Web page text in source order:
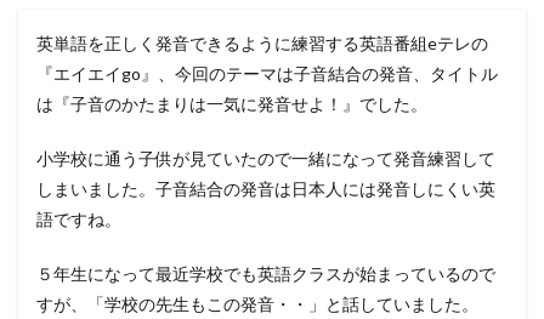
英単語を正しく発音できるように練習する英語番組eテレの
『エイエイgo』、今回のテーマは子音結合の発音、タイトル
は『子音のかたまりは一気に発音せよ！』でした。
小学校に通う子供が見ていたので一緒になって発音練習して
しまいました。子音結合の発音は日本人には発音しにくい英
語ですね。
５年生になって最近学校でも英語クラスが始まっているので
すが、「学校の先生もこの発音・・」と話していました。